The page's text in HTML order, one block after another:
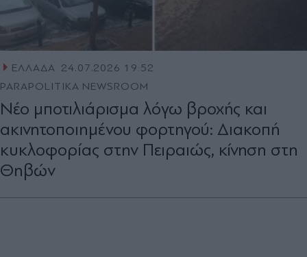
ΕΛΛΑΔΑ 24.07.2026 19:52
PARAPOLITIKA NEWSROOM
Νέο μποτιλιάρισμα λόγω βροχής και
ακινητοποιημένου φορτηγού: Διακοπή
κυκλοφορίας στην Πειραιώς, κίνηση στη
Θηβών